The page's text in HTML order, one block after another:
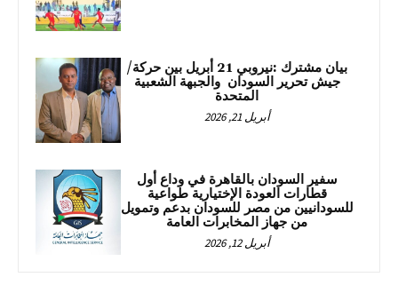
بيان مشترك :نيروبي 21 أبريل بين حركة/
جيش تحرير السودان والجبهة الشعبية
المتحدة
أبريل 21, 2026
سفير السودان بالقاهرة في وداع أول
قطارات العودة الإختيارية طواعية
للسودانيين من مصر للسودان بدعم وتمويل
من جهاز المخابرات العامة
أبريل 12, 2026